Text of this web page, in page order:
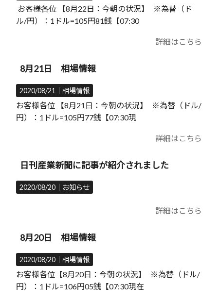
お客様各位 【8月22日：今朝の状況】 ※為替（ド
ル/円）：1ドル=105円81銭【07:30
詳細はこちら
8月21日 相場情報
2020/08/21｜相場情報
お客様各位 【8月21日：今朝の状況】 ※為替（ドル/
円）：1ドル=105円77銭【07:30現
詳細はこちら
日刊産業新聞に記事が紹介されました
2020/08/20｜ お知らせ
詳細はこちら
8月20日 相場情報
2020/08/20｜相場情報
お客様各位【8月20日：今朝の状況】 ※為替（ドル/
円）：1ドル=106円05銭【07:30現在